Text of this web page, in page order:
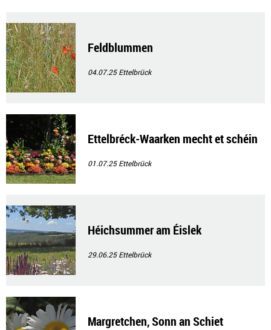
Feldblummen
04.07.25Ettelbrück
Ettelbréck-Waarken mecht et schéin
01.07.25Ettelbrück
Héichsummer am Éislek
29.06.25Ettelbrück
Margretchen, Sonn an Schiet